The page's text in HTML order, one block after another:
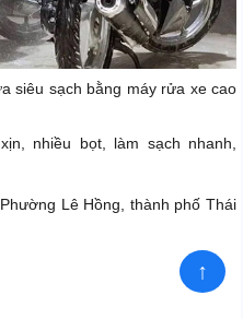
siêu sạch bằng máy rửa xe cao
nhiều bọt, làm sạch nhanh,
Lê Hồng, thành phố Thái
↑